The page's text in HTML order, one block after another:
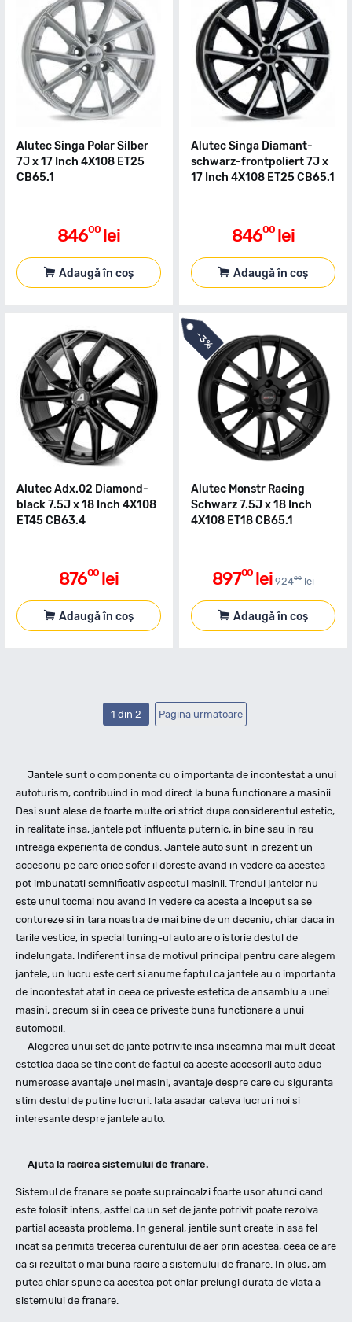
Alutec Singa Polar Silber
7J x 17 Inch 4X108 ET25
CB65.1
84600 lei
Adaugă în coș
Alutec Singa Diamant-
schwarz-frontpoliert 7J x
17 Inch 4X108 ET25 CB65.1
84600 lei
Adaugă în coș
Alutec Adx.02 Diamond-
black 7.5J x 18 Inch 4X108
ET45 CB63.4
87600 lei
Adaugă în coș
-
3%
Alutec Monstr Racing
Schwarz 7.5J x 18 Inch
4X108 ET18 CB65.1
89700 lei 92400 lei
Adaugă în coș
1 din 2 Pagina urmatoare
Jantele sunt o componenta cu o importanta de incontestat a unui
autoturism, contribuind in mod direct la buna functionare a masinii.
Desi sunt alese de foarte multe ori strict dupa considerentul estetic,
in realitate insa, jantele pot influenta puternic, in bine sau in rau
intreaga experienta de condus. Jantele auto sunt in prezent un
accesoriu pe care orice sofer il doreste avand in vedere ca acestea
pot imbunatati semnificativ aspectul masinii. Trendul jantelor nu
este unul tocmai nou avand in vedere ca acesta a inceput sa se
contureze si in tara noastra de mai bine de un deceniu, chiar daca in
tarile vestice, in special tuning-ul auto are o istorie destul de
indelungata. Indiferent insa de motivul principal pentru care alegem
jantele, un lucru este cert si anume faptul ca jantele au o importanta
de incontestat atat in ceea ce priveste estetica de ansamblu a unei
masini, precum si in ceea ce priveste buna functionare a unui
automobil.
Alegerea unui set de jante potrivite insa inseamna mai mult decat
estetica daca se tine cont de faptul ca aceste accesorii auto aduc
numeroase avantaje unei masini, avantaje despre care cu siguranta
stim destul de putine lucruri. Iata asadar cateva lucruri noi si
interesante despre jantele auto.
Ajuta la racirea sistemului de franare.
Sistemul de franare se poate supraincalzi foarte usor atunci cand
este folosit intens, astfel ca un set de jante potrivit poate rezolva
partial aceasta problema. In general, jentile sunt create in asa fel
incat sa perimita trecerea curentului de aer prin acestea, ceea ce are
ca si rezultat o mai buna racire a sistemului de franare. In plus, am
putea chiar spune ca acestea pot chiar prelungi durata de viata a
sistemului de franare.